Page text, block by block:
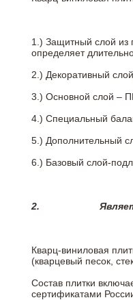
1.) Защитный слой из
определяет
2.) Декоративный
3.) Основной слой –
4.) Специальный
5.) Дополнительный
6.) Базовый слой-
2.
Кварц-виниловая
(кварцевый песок,
Состав плитки
сертификатами